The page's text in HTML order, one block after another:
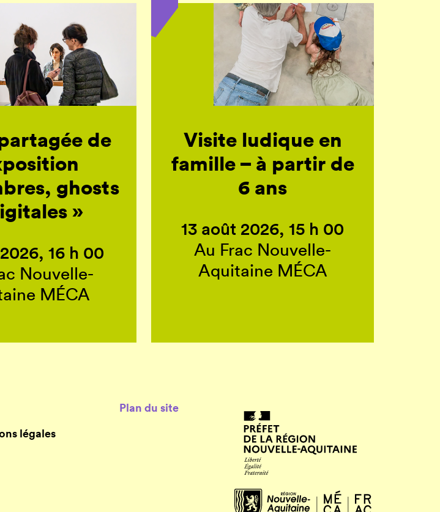
de
ghosts
»
16 h 00
Nouvelle-
MÉCA
Visite ludique en
famille – à partir de
6 ans
13 août 2026, 15 h 00
Au Frac Nouvelle-
Aquitaine MÉCA
légales
Plan du site